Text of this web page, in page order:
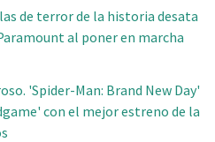
de terror de la historia desata
al poner en marcha
'Spider-Man: Brand New Day'
con el mejor estreno de la